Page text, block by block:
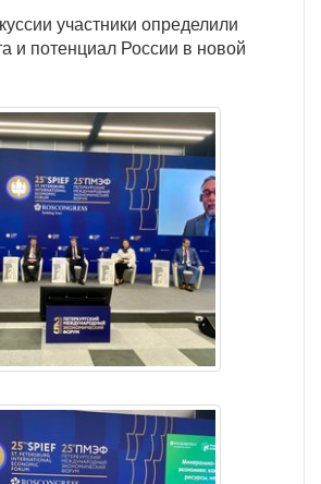
участники определили
и потенциал России в новой